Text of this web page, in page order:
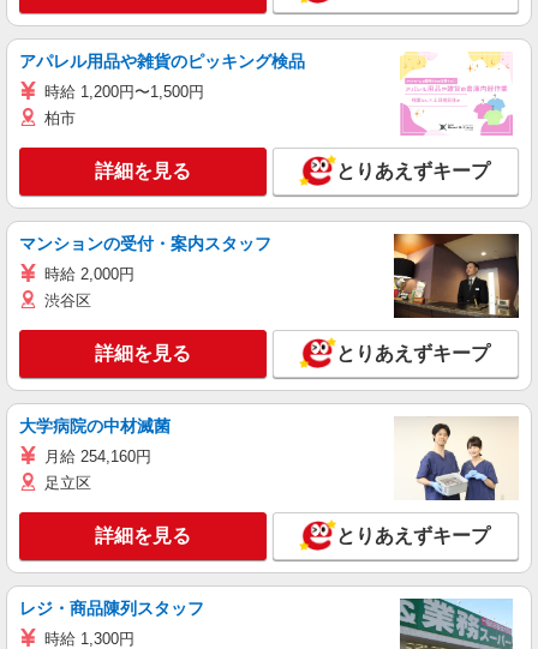
アパレル用品や雑貨のピッキング検品
時給 1,200円〜1,500円
柏市
詳細を見る とりあえずキープ
マンションの受付・案内スタッフ
時給 2,000円
渋谷区
詳細を見る とりあえずキープ
大学病院の中材滅菌
月給 254,160円
足立区
詳細を見る とりあえずキープ
レジ・商品陳列スタッフ
時給 1,300円